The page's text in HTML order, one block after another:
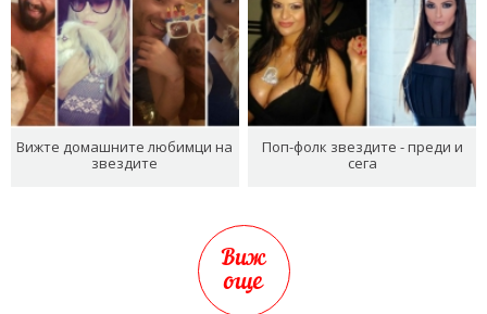
Вижте домашните любимци на
звездите
Поп-фолк звездите - преди и
сега
Виж
още